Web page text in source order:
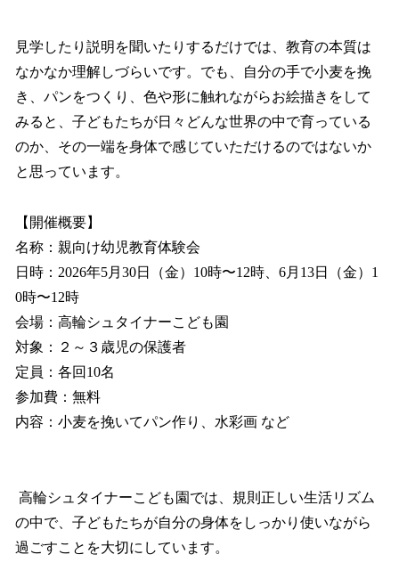
見学したり説明を聞いたりするだけでは、教育の本質は
なかなか理解しづらいです。でも、自分の手で小麦を挽
き、パンをつくり、色や形に触れながらお絵描きをして
みると、子どもたちが日々どんな世界の中で育っている
のか、その一端を身体で感じていただけるのではないか
と思っています。
【開催概要】
名称：親向け幼児教育体験会
日時：2026年5月30日（金）10時〜12時、6月13日（金）1
0時〜12時
会場：高輪シュタイナーこども園
対象：２～３歳児の保護者
定員：各回10名
参加費：無料
内容：小麦を挽いてパン作り、水彩画 など
高輪シュタイナーこども園では、規則正しい生活リズム
の中で、子どもたちが自分の身体をしっかり使いながら
過ごすことを大切にしています。